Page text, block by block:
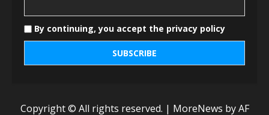
By continuing, you accept the privacy policy
Copyright © All rights reserved. | MoreNews by AF